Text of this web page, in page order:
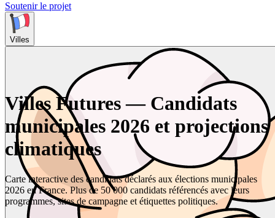
Soutenir le projet
Villes
Villes Futures — Candidats
municipales 2026 et projections
climatiques
Carte interactive des candidats déclarés aux élections municipales
2026 en France. Plus de 50 000 candidats référencés avec leurs
programmes, sites de campagne et étiquettes politiques.